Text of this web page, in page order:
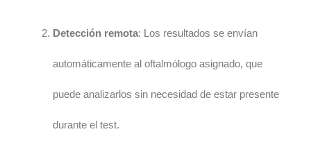
Detección remota: Los resultados se envían
automáticamente al oftalmólogo asignado, que
puede analizarlos sin necesidad de estar presente
durante el test.